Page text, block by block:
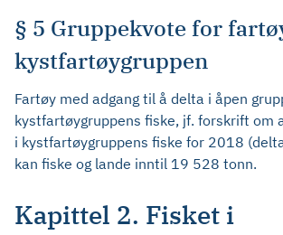
§ 5 Gruppekvote for
kystfartøygruppen
Fartøy med adgang til å delta i åpen
kystfartøygruppens fiske, jf. forskrift om
i kystfartøygruppens fiske for 2018
kan fiske og lande inntil 19 528 tonn.
Kapittel 2. Fisket i